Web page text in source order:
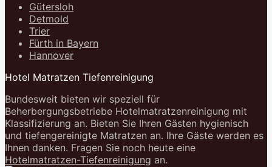
Gütersloh
Detmold
Trier
Fürth in Bayern
Hannover
Hotel Matratzen Tiefenreinigung
Bundesweit bieten wir speziell für
Beherbergungsbetriebe Hotelmatratzenreinigung mit
Klassifizierung an. Bieten Sie Ihren Gästen hygienisch
und tiefengereinigte Matratzen an. Ihre Gäste werden es
Ihnen danken. Fragen Sie noch heute eine
Hotelmatratzen-Tiefenreinigung an.